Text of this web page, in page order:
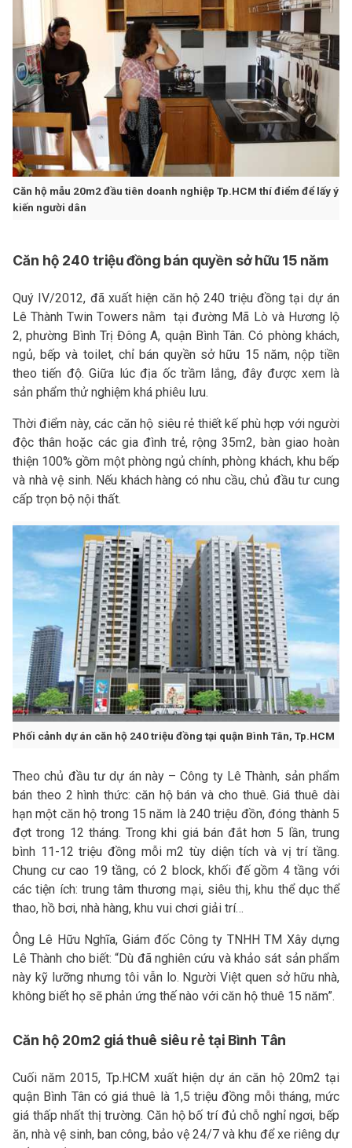
Căn hộ mẫu 20m2 đầu tiên doanh nghiệp Tp.HCM thí điểm để lấy ý
kiến người dân
Căn hộ 240 triệu đồng bán quyền sở hữu 15 năm
Quý IV/2012, đã xuất hiện căn hộ 240 triệu đồng tại dự án
Lê Thành Twin Towers nằm tại đường Mã Lò và Hương lộ
2, phường Bình Trị Đông A, quận Bình Tân. Có phòng khách,
ngủ, bếp và toilet, chỉ bán quyền sở hữu 15 năm, nộp tiền
theo tiến độ. Giữa lúc địa ốc trầm lắng, đây được xem là
sản phẩm thử nghiệm khá phiêu lưu.
Thời điểm này, các căn hộ siêu rẻ thiết kế phù hợp với người
độc thân hoặc các gia đình trẻ, rộng 35m2, bàn giao hoàn
thiện 100% gồm một phòng ngủ chính, phòng khách, khu bếp
và nhà vệ sinh. Nếu khách hàng có nhu cầu, chủ đầu tư cung
cấp trọn bộ nội thất.
Phối cảnh dự án căn hộ 240 triệu đồng tại quận Bình Tân, Tp.HCM
Theo chủ đầu tư dự án này – Công ty Lê Thành, sản phẩm
bán theo 2 hình thức: căn hộ bán và cho thuê. Giá thuê dài
hạn một căn hộ trong 15 năm là 240 triệu đồn, đóng thành 5
đợt trong 12 tháng. Trong khi giá bán đắt hơn 5 lần, trung
bình 11-12 triệu đồng mỗi m2 tùy diện tích và vị trí tầng.
Chung cư cao 19 tầng, có 2 block, khối đế gồm 4 tầng với
các tiện ích: trung tâm thương mại, siêu thị, khu thể dục thể
thao, hồ bơi, nhà hàng, khu vui chơi giải trí…
Ông Lê Hữu Nghĩa, Giám đốc Công ty TNHH TM Xây dựng
Lê Thành cho biết: “Dù đã nghiên cứu và khảo sát sản phẩm
này kỹ lưỡng nhưng tôi vẫn lo. Người Việt quen sở hữu nhà,
không biết họ sẽ phản ứng thế nào với căn hộ thuê 15 năm”.
Căn hộ 20m2 giá thuê siêu rẻ tại Bình Tân
Cuối năm 2015, Tp.HCM xuất hiện dự án căn hộ 20m2 tại
quận Bình Tân có giá thuê là 1,5 triệu đồng mỗi tháng, mức
giá thấp nhất thị trường. Căn hộ bố trí đủ chỗ nghỉ ngơi, bếp
ăn, nhà vệ sinh, ban công, bảo vệ 24/7 và khu để xe riêng dự